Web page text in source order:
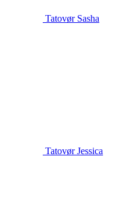
Tatovør Sasha
Tatovør Jessica